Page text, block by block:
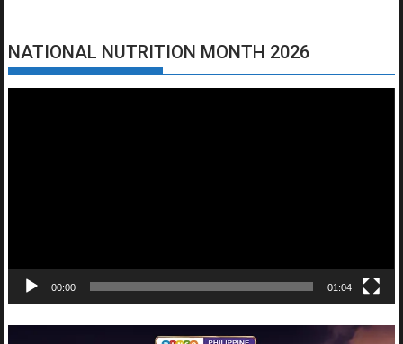
NATIONAL NUTRITION MONTH 2026
00:00 01:04